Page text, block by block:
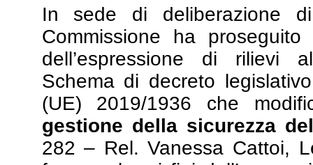
In sede di deliberazione
Commissione ha
dell’espressione di rilievi
Schema di decreto
(UE) 2019/1936 che
gestione della sicurezza
282 – Rel. Vanessa Cattoi,